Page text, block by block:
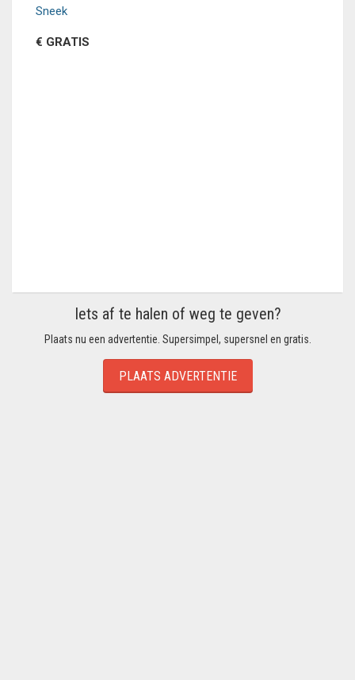
Sneek
€ GRATIS
Iets af te halen of weg te geven?
Plaats nu een advertentie. Supersimpel, supersnel en gratis.
PLAATS ADVERTENTIE